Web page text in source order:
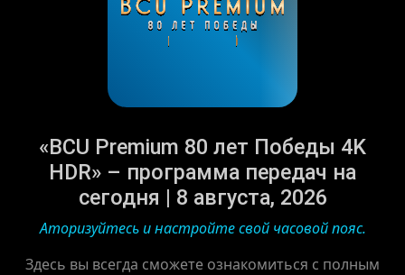
«BCU Premium 80 лет Победы 4K
HDR» – программа передач на
сегодня | 8 августа, 2026
Аторизуйтесь и настройте свой часовой пояс.
Здесь вы всегда сможете ознакомиться с полным